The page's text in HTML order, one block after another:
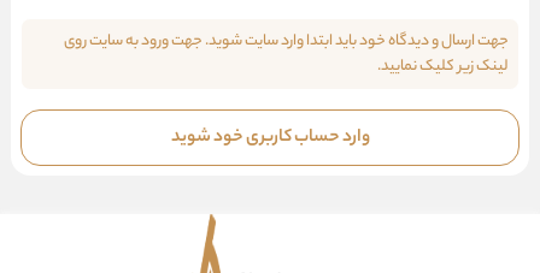
جهت ارسال و دیدگاه خود باید ابتدا وارد سایت شوید. جهت ورود به سایت روی
لینک زیر کلیک نمایید.
وارد حساب کاربری خود شوید